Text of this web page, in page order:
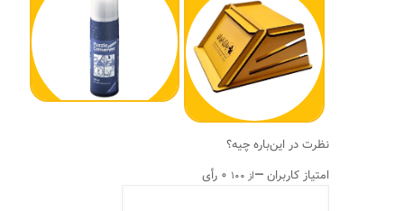
نظرت در این‌باره چیه؟
امتیاز کاربران—از ۱۰۰ ۰ رأی